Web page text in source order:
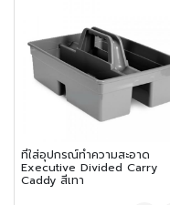
ที่ใส่อุปกรณ์ทำความสะอาด
Executive Divided Carry
Caddy สีเทา